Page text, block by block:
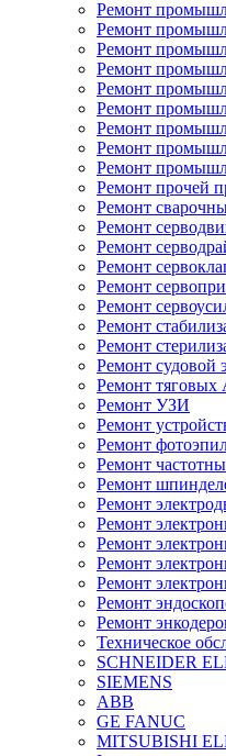
Ремонт
Ремонт
Ремонт
Ремонт
Ремонт
Ремонт
Ремонт
Ремонт
Ремонт
Ремонт прочей
Ремонт
Ремонт
Ремонт
Ремонт
Ремонт
Ремонт
Ремонт
Ремонт
Ремонт судовой
Ремонт
Ремонт УЗИ
Ремонт
Ремонт
Ремонт
Ремонт
Ремонт
Ремонт
Ремонт
Ремонт
Ремонт
Ремонт
Ремонт
Техническое
SCHNEIDER
SIEMENS
ABB
GE FANUC
MITSUBISHI